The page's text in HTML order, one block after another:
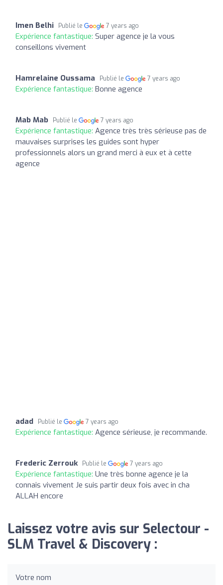
Imen Belhi Publié le 7 years ago
Expérience fantastique: Super agence je la vous
conseillons vivement
Hamrelaine Oussama Publié le 7 years ago
Expérience fantastique: Bonne agence
Mab Mab Publié le 7 years ago
Expérience fantastique: Agence très très sérieuse pas de
mauvaises surprises les guides sont hyper
professionnels alors un grand merci à eux et à cette
agence
adad Publié le 7 years ago
Expérience fantastique: Agence sérieuse, je recommande.
Frederic Zerrouk Publié le 7 years ago
Expérience fantastique: Une très bonne agence je la
connais vivement Je suis partir deux fois avec in cha
ALLAH encore
Laissez votre avis sur Selectour -
SLM Travel & Discovery :
Votre nom